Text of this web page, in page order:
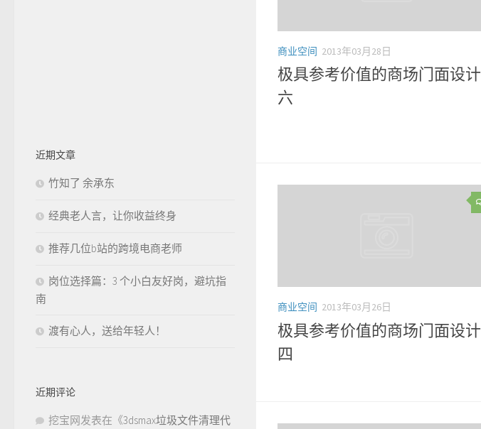
商业空间 2013年03月28日
极具参考价值的商场门面设计
六
商业空间 2013年03月26日
极具参考价值的商场门面设计
四
近期文章
竹知了 余承东
经典老人言，让你收益终身
推荐几位b站的跨境电商老师
岗位选择篇：3 个小白友好岗，避坑指
南
渡有心人，送给年轻人！
近期评论
挖宝网发表在《3dsmax垃圾文件清理代